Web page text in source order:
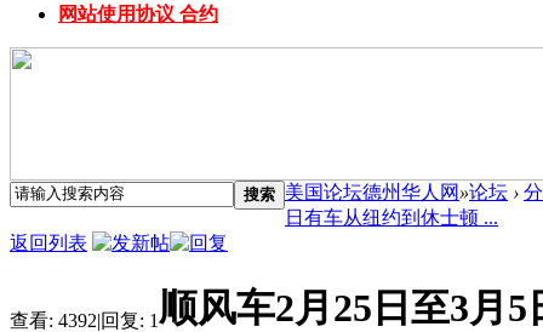
网站使用协议 合约
搜索 美国论坛德州华人网 »论坛 ›
日有车从纽约到休士顿 ...
返回列表
查看: 4392|回复: 1 顺风车2月25日至3月